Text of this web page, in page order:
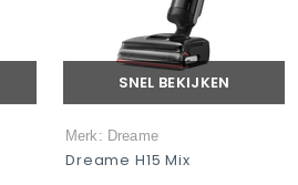
SNEL BEKIJKEN
Merk: Dreame
Dreame H15 Mix